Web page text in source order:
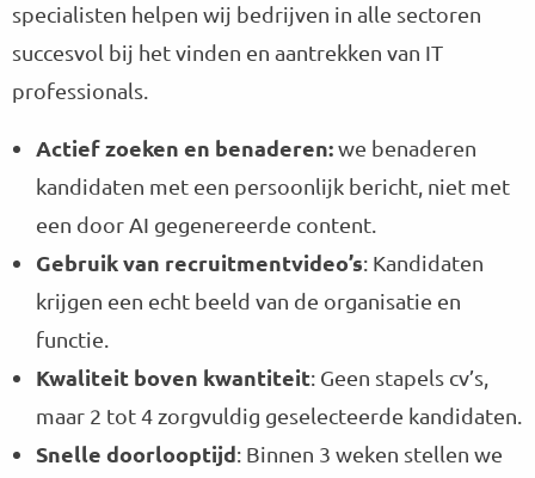
specialisten helpen wij bedrijven in alle sectoren
succesvol bij het vinden en aantrekken van IT
professionals.
Actief zoeken en benaderen:we benaderen
kandidaten met een persoonlijk bericht, niet met
een door AI gegenereerde content.
Gebruik van recruitmentvideo’s: Kandidaten
krijgen een echt beeld van de organisatie en
functie.
Kwaliteit boven kwantiteit: Geen stapels cv’s,
maar 2 tot 4 zorgvuldig geselecteerde kandidaten.
Snelle doorlooptijd: Binnen 3 weken stellen we